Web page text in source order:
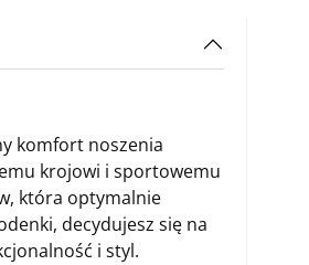
komfort noszenia
krojowi i sportowemu
która optymalnie
decydujesz się na
i styl.